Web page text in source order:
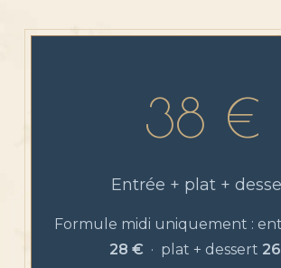
38 €
Entrée + plat +
Formule midi uniquement :
28 € · plat + dessert